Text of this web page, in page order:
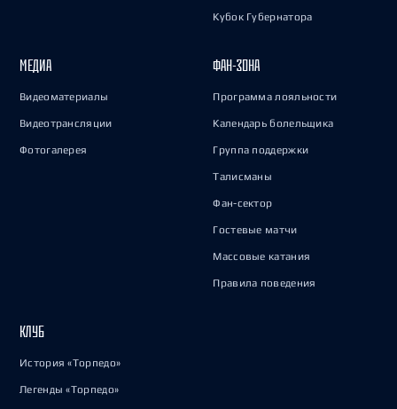
Кубок Губернатора
МЕДИА
Видеоматериалы
Видеотрансляции
Фотогалерея
ФАН-ЗОНА
Программа лояльности
Календарь болельщика
Группа поддержки
Талисманы
Фан-сектор
Гостевые матчи
Массовые катания
Правила поведения
КЛУБ
История «Торпедо»
Легенды «Торпедо»